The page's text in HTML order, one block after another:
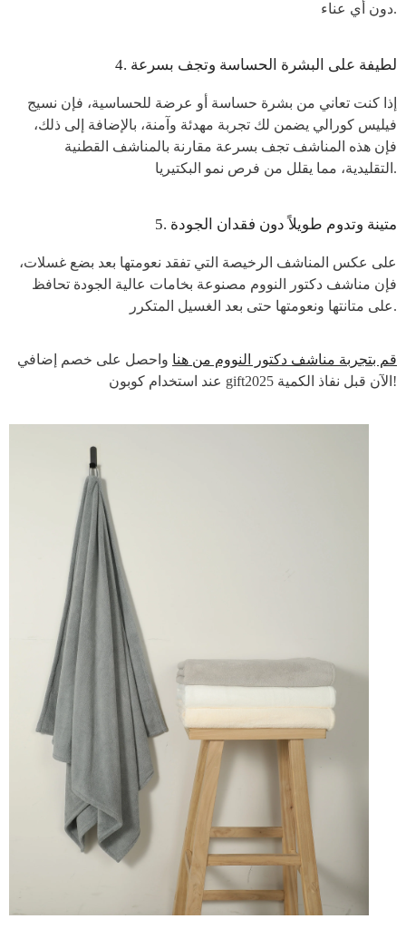
دون أي عناء.
4. لطيفة على البشرة الحساسة وتجف بسرعة
إذا كنت تعاني من بشرة حساسة أو عرضة للحساسية، فإن نسيج
فيليس كورالي يضمن لك تجربة مهدئة وآمنة، بالإضافة إلى ذلك،
فإن هذه المناشف تجف بسرعة مقارنة بالمناشف القطنية
التقليدية، مما يقلل من فرص نمو البكتيريا.
5. متينة وتدوم طويلاً دون فقدان الجودة
على عكس المناشف الرخيصة التي تفقد نعومتها بعد بضع غسلات،
فإن مناشف دكتور النووم مصنوعة بخامات عالية الجودة تحافظ
على متانتها ونعومتها حتى بعد الغسيل المتكرر.
قم بتجربة مناشف دكتور النووم من هنا واحصل على خصم إضافي
عند استخدام كوبون gift2025 الآن قبل نفاذ الكمية!